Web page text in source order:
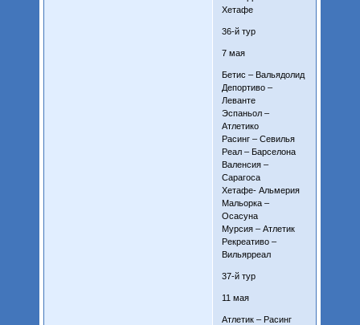
Хетафе
36-й тур
7 мая
Бетис – Вальядолид
Депортиво –
Леванте
Эспаньол –
Атлетико
Расинг – Севилья
Реал – Барселона
Валенсия –
Сарагоса
Хетафе- Альмерия
Мальорка –
Осасуна
Мурсия – Атлетик
Рекреативо –
Вильярреал
37-й тур
11 мая
Атлетик – Расинг